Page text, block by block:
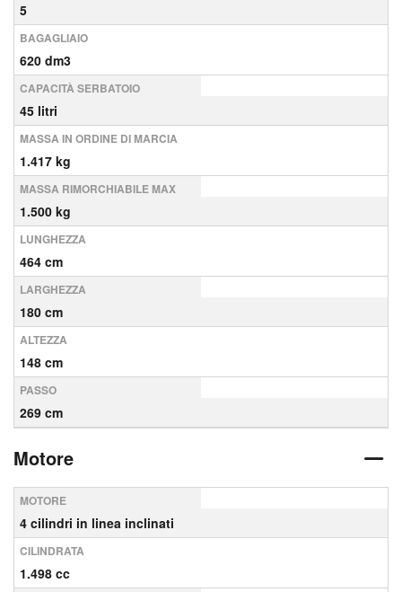
5
BAGAGLIAIO
620 dm3
CAPACITÀ SERBATOIO
45 litri
MASSA IN ORDINE DI MARCIA
1.417 kg
MASSA RIMORCHIABILE MAX
1.500 kg
LUNGHEZZA
464 cm
LARGHEZZA
180 cm
ALTEZZA
148 cm
PASSO
269 cm
Motore
MOTORE
4 cilindri in linea inclinati
CILINDRATA
1.498 cc